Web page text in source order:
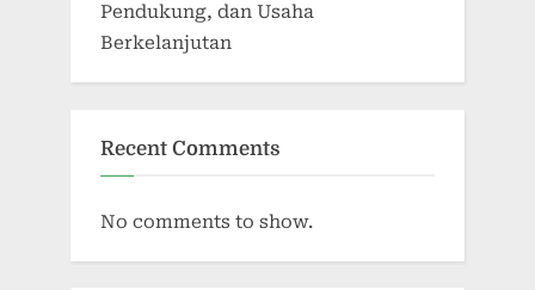
Pendukung, dan Usaha
Berkelanjutan
Recent Comments
No comments to show.